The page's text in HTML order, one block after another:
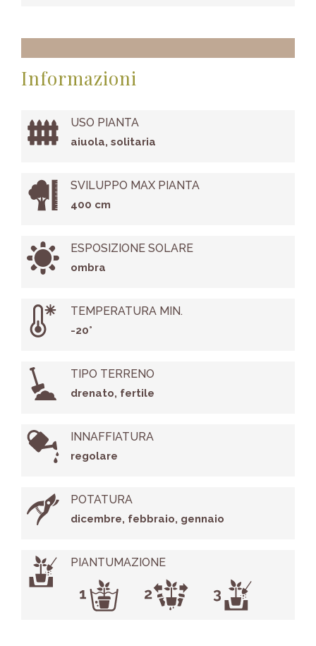
Informazioni
USO PIANTA
aiuola, solitaria
SVILUPPO MAX PIANTA
400 cm
ESPOSIZIONE SOLARE
ombra
TEMPERATURA MIN.
-20°
TIPO TERRENO
drenato, fertile
INNAFFIATURA
regolare
POTATURA
dicembre, febbraio, gennaio
PIANTUMAZIONE